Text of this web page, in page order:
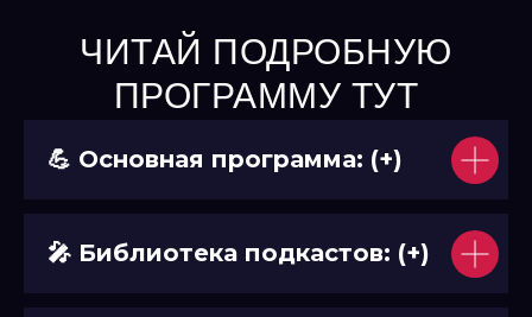
ЧИТАЙ ПОДРОБНУЮ
ПРОГРАММУ ТУТ
💪 Основная программа: (+)
🎤 Библиотека подкастов: (+)